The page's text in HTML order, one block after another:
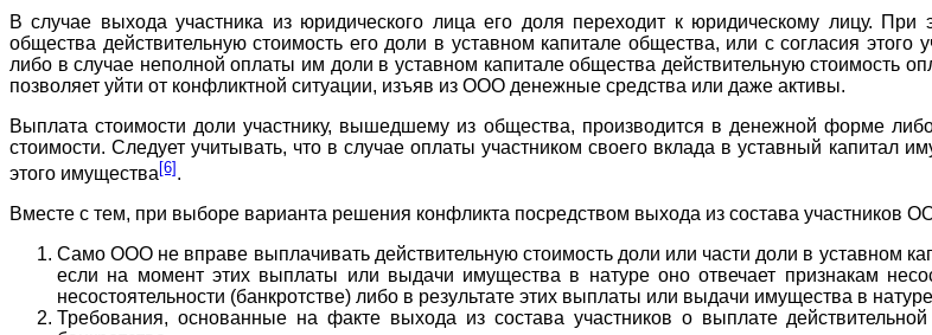
В случае выхода участника из юридического лица его доля переходит к юридическому лицу.
общества действительную стоимость его доли в уставном капитале общества, или с согласия
либо в случае неполной оплаты им доли в уставном капитале общества действительную стоимость
позволяет уйти от конфликтной ситуации, изъяв из ООО денежные средства или даже активы.
Выплата стоимости доли участнику, вышедшему из общества, производится в денежной форме
стоимости. Следует учитывать, что в случае оплаты участником своего вклада в уставный
этого имущества [6] .
Вместе с тем, при выборе варианта решения конфликта посредством выхода из состава участников
Само ООО не вправе выплачивать действительную стоимость доли или части доли в уставном
если на момент этих выплаты или выдачи имущества в натуре оно отвечает признакам
несостоятельности (банкротстве) либо в результате этих выплаты или выдачи имущества в
Требования, основанные на факте выхода из состава участников о выплате